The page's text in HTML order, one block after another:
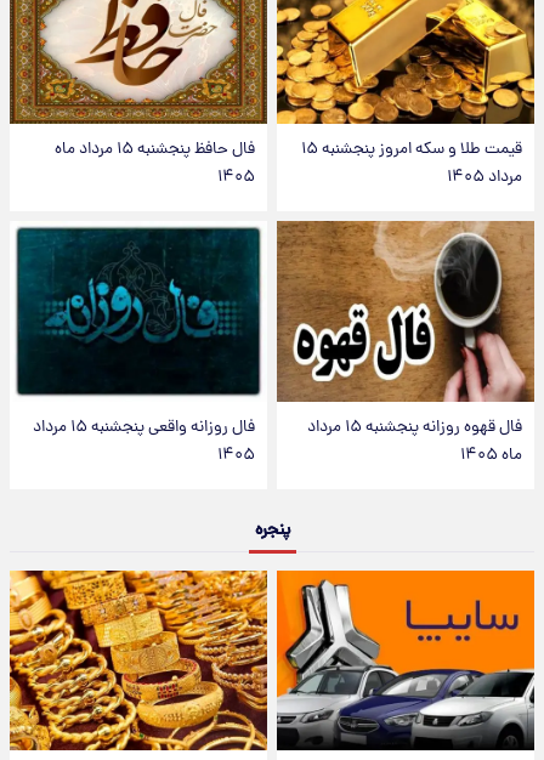
قیمت طلا و سکه امروز پنجشنبه ۱۵
مرداد ۱۴۰۵
فال حافظ پنجشنبه ۱۵ مرداد ماه
۱۴۰۵
فال قهوه روزانه پنجشنبه ۱۵ مرداد
ماه ۱۴۰۵
فال روزانه واقعی پنجشنبه ۱۵ مرداد
۱۴۰۵
پنجره